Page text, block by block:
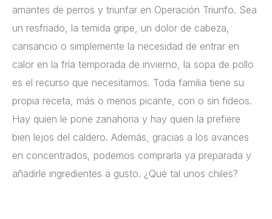
amantes de perros y triunfar en Operación Triunfo. Sea
un resfriado, la temida gripe, un dolor de cabeza,
cansancio o simplemente la necesidad de entrar en
calor en la fría temporada de invierno, la sopa de pollo
es el recurso que necesitamos. Toda familia tiene su
propia receta, más o menos picante, con o sin fideos.
Hay quien le pone zanahoria y hay quien la prefiere
bien lejos del caldero. Además, gracias a los avances
en concentrados, podemos comprarla ya preparada y
añadirle ingredientes a gusto. ¿Qué tal unos chiles?